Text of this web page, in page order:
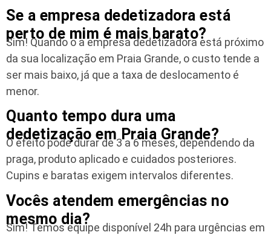
Se a empresa dedetizadora está
perto de mim é mais barato?
Sim! Quando o a empresa dedetizadora está próximo
da sua localização em Praia Grande, o custo tende a
ser mais baixo, já que a taxa de deslocamento é
menor.
Quanto tempo dura uma
dedetização em Praia Grande?
O efeito pode durar de 3 a 6 meses, dependendo da
praga, produto aplicado e cuidados posteriores.
Cupins e baratas exigem intervalos diferentes.
Vocês atendem emergências no
mesmo dia?
Sim! Temos equipe disponível 24h para urgências em